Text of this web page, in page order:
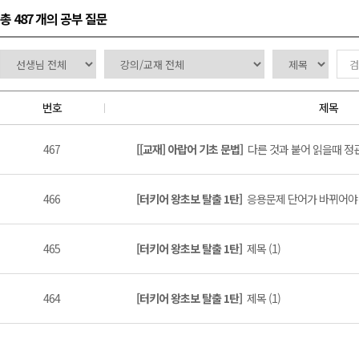
총 487 개의 공부 질문
번호 제목
467 [[교재] 아랍어 기초 문법] 다른 것과 붙어 읽을때
466 [터키어 왕초보 탈출 1탄] 응용문제 단어가 바뀌어
465 [터키어 왕초보 탈출 1탄] 제목 (1)
464 [터키어 왕초보 탈출 1탄] 제목 (1)